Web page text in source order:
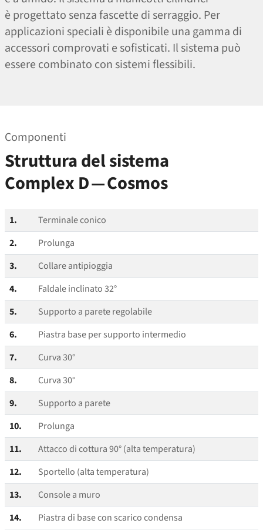
è progettato senza fascette di serraggio. Per
applicazioni speciali è disponibile una gamma di
accessori comprovati e sofisticati. Il sistema può
essere combinato con sistemi flessibili.
Componenti
Struttura del sistema
Complex D — Cosmos
1.
Terminale conico
2.
Prolunga
3.
Collare antipioggia
4.
Faldale inclinato 32°
5.
Supporto a parete regolabile
6.
Piastra base per supporto intermedio
7.
Curva 30°
8.
Curva 30°
9.
Supporto a parete
10.
Prolunga
11.
Attacco di cottura 90° (alta temperatura)
12.
Sportello (alta temperatura)
13.
Console a muro
14.
Piastra di base con scarico condensa